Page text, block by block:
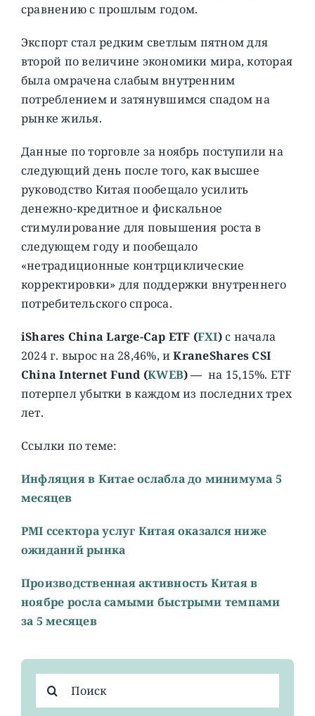
сравнению с прошлым годом.
Экспорт стал редким светлым пятном для
второй по величине экономики мира, которая
была омрачена слабым внутренним
потреблением и затянувшимся спадом на
рынке жилья.
Данные по торговле за ноябрь поступили на
следующий день после того, как высшее
руководство Китая пообещало усилить
денежно-кредитное и фискальное
стимулирование для повышения роста в
следующем году и пообещало
«нетрадиционные контрциклические
корректировки» для поддержки внутреннего
потребительского спроса.
iShares China Large-Cap ETF (FXI) c начала
2024 г. вырос на 28,46%, иKraneShares CSI
China Internet Fund (KWEB) — на 15,15%. ETF
потерпел убытки в каждом из последних трех
лет.
Ссылки по теме:
Инфляция в Китае ослабла до минимума 5
месяцев
PMI cсектора услуг Китая оказался ниже
ожиданий рынка
Производственная активность Китая в
ноябре росла самыми быстрыми темпами
за 5 месяцев
поиска: